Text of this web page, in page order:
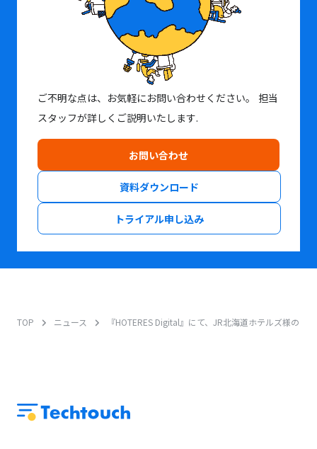
ご不明な点は、お気軽にお問い合わせください。
担当
スタッフが詳しくご説明いたします.
お問い合わせ
資料ダウンロード
トライアル申し込み
TOP ニュース 『HOTERES Digital』にて、JR北海道ホテルズ様の